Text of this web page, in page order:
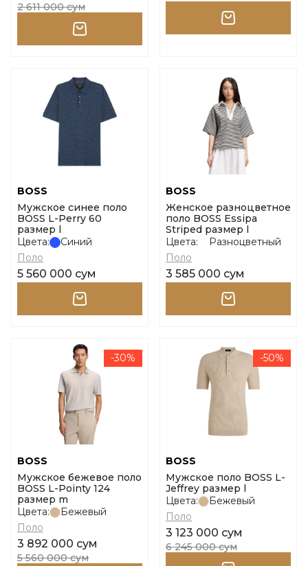
2 611 000 сум
BOSS
Мужское синее поло
BOSS L-Perry 60
размер l
Цвета:
Синий
Поло
5 560 000 сум
BOSS
Женское разноцветное
поло BOSS Essipa
Striped размер l
Цвета:
Разноцветный
Поло
3 585 000 сум
-30%
BOSS
Мужское бежевое поло
BOSS L-Pointy 124
размер m
Цвета:
Бежевый
Поло
3 892 000 сум
5 560 000 сум
-50%
BOSS
Мужское поло BOSS L-
Jeffrey размер l
Цвета:
Бежевый
Поло
3 123 000 сум
6 245 000 сум